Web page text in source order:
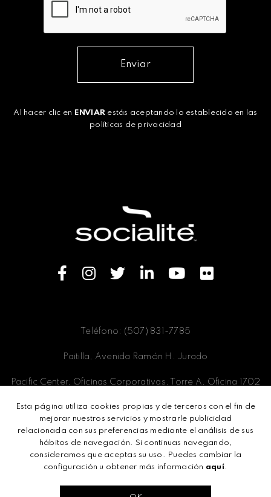
Enviar
Al hacer clic en ENVIAR estás aceptando lo establecido en las
políticas de privacidad
Teléfono: (507) 831-7785
Paitilla, Avenida Ramón H. Jurado
Pacific Center, Oficinas Corporativas, Torre A, Oficina 1702
Panamá, Ciudad de Panamá
Términos y condiciones
Esta página utiliza cookies propias y de terceros con el fin de
mejorar nuestros servicios y mostrarle publicidad
relacionada con sus preferencias mediante el análisis de sus
hábitos de navegación. Si continuas navegando,
consideramos que aceptas su uso. Puedes cambiar la
configuración u obtener más información aquí.